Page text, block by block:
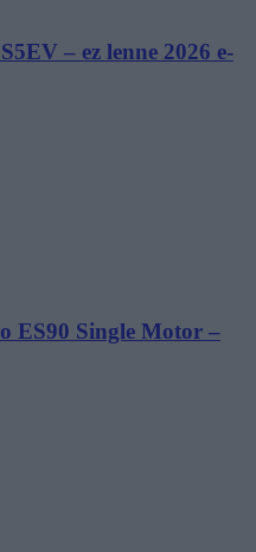
– ez lenne 2026 e-
ES90 Single Motor –